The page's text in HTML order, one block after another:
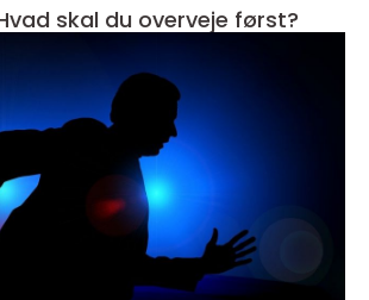
skal du overveje først?